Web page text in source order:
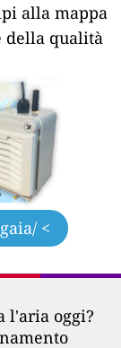
alla mappa
della qualità
<
l'aria oggi?